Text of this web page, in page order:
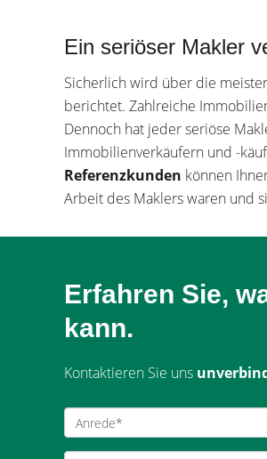
Ein seriöser Makler
Sicherlich wird über die
berichtet. Zahlreiche
Dennoch hat jeder seriöse
Immobilienverkäufern und -
Referenzkunden können
Arbeit des Maklers waren und
Erfahren Sie,
kann.
Kontaktieren Sie uns